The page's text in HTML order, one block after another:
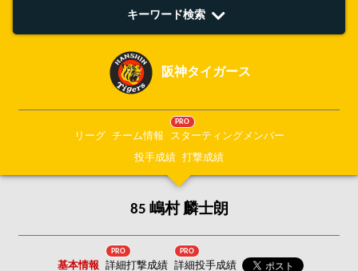
キーワード検索
阪神タイガース
リーグ チーム情報
PRO
スターティングメンバー
投手成績 打撃成績
85 嶋村 麟士朗
基本情報
PRO
詳細打撃成績
PRO
詳細投手成績